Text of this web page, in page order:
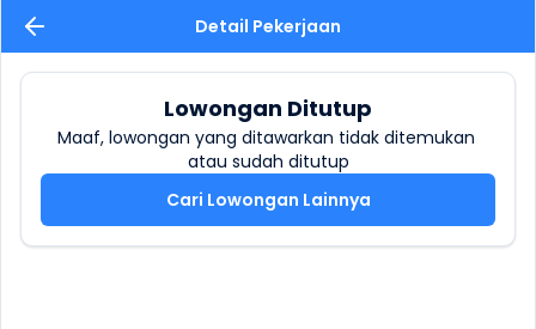
Detail Pekerjaan
Lowongan Ditutup
Maaf, lowongan yang ditawarkan tidak ditemukan
atau sudah ditutup
Cari Lowongan Lainnya